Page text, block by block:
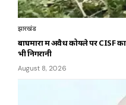
झारखंड
बाघमारा में अवैध कोयले पर CISF
भी निगरानी
August 8, 2026